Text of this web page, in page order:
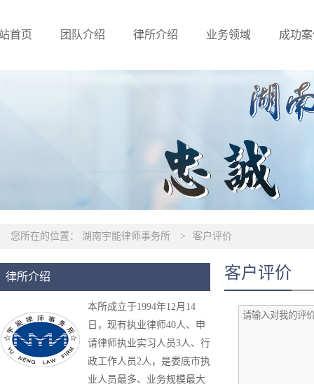
首页 团队介绍 律所介绍 业务领域 成功
您所在的位置： 湖南宇能律师事务所 > 客户评价
律所介绍
本所成立于1994年12月14
日，现有执业律师40人、申
请律师执业实习人员3人、行
政工作人员2人，是娄底市执
业人员最多、业务规模最大
客户评价